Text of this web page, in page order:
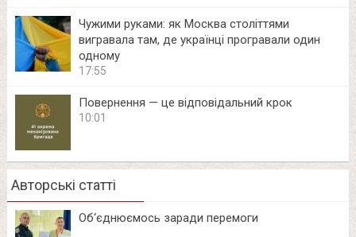
Чужими руками: як Москва століттями
вигравала там, де українці програвали один
одному
17:55
Повернення — це відповідальний крок
10:01
Авторські статті
Об‘єднюємось заради перемоги